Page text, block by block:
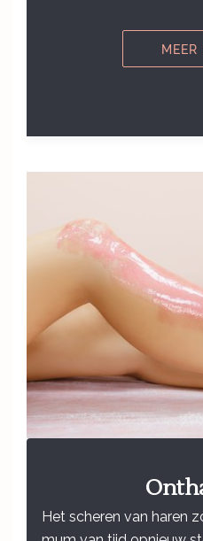
Het scheren van haren